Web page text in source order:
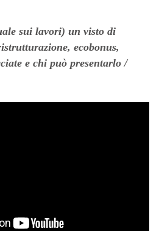
sui lavori) un visto di
ecobonus,
e chi può presentarlo /